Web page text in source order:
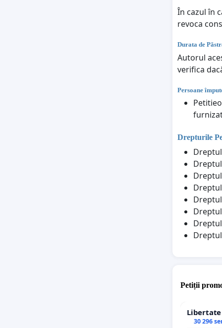
În cazul în
revoca
Durata de
Autorul
verifica
Persoane
Drepturile
Petiții
Libertate
30 296